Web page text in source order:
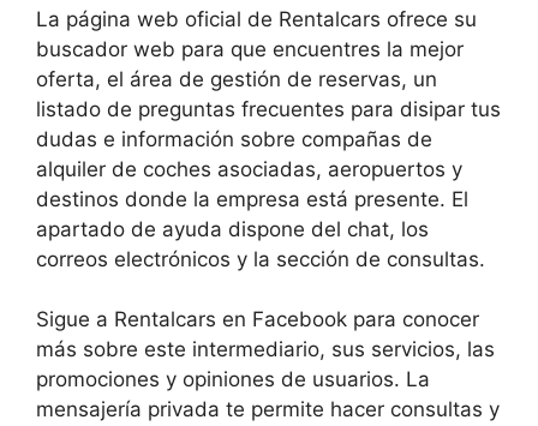
La página web oficial de Rentalcars ofrece su
buscador web para que encuentres la mejor
oferta, el área de gestión de reservas, un
listado de preguntas frecuentes para disipar tus
dudas e información sobre compañas de
alquiler de coches asociadas, aeropuertos y
destinos donde la empresa está presente. El
apartado de ayuda dispone del chat, los
correos electrónicos y la sección de consultas.
Sigue a Rentalcars en Facebook para conocer
más sobre este intermediario, sus servicios, las
promociones y opiniones de usuarios. La
mensajería privada te permite hacer consultas y